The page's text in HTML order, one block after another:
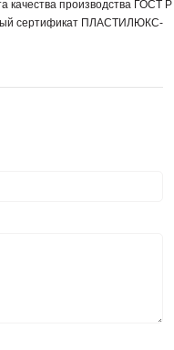
качества производства ГОСТ
сертификат ПЛАСТИЛЮКС-